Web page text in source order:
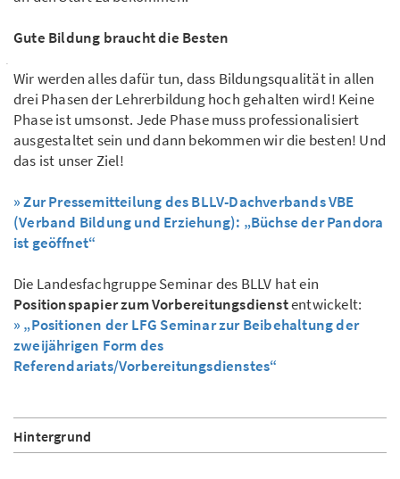
Gute Bildung braucht die Besten
Wir werden alles dafür tun, dass Bildungsqualität in allen
drei Phasen der Lehrerbildung hoch gehalten wird! Keine
Phase ist umsonst. Jede Phase muss professionalisiert
ausgestaltet sein und dann bekommen wir die besten! Und
das ist unser Ziel!
» Zur Pressemitteilung des BLLV-Dachverbands VBE
(Verband Bildung und Erziehung): „Büchse der Pandora
ist geöffnet“
Die Landesfachgruppe Seminar des BLLV hat ein
Positionspapier zum Vorbereitungsdienstentwickelt:
» „Positionen der LFG Seminar zur Beibehaltung der
zweijährigen Form des
Referendariats/Vorbereitungsdienstes“
Hintergrund